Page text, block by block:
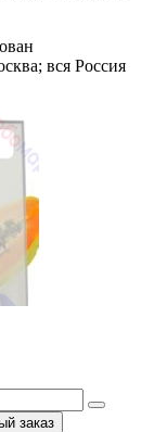
вся Россия
заказ